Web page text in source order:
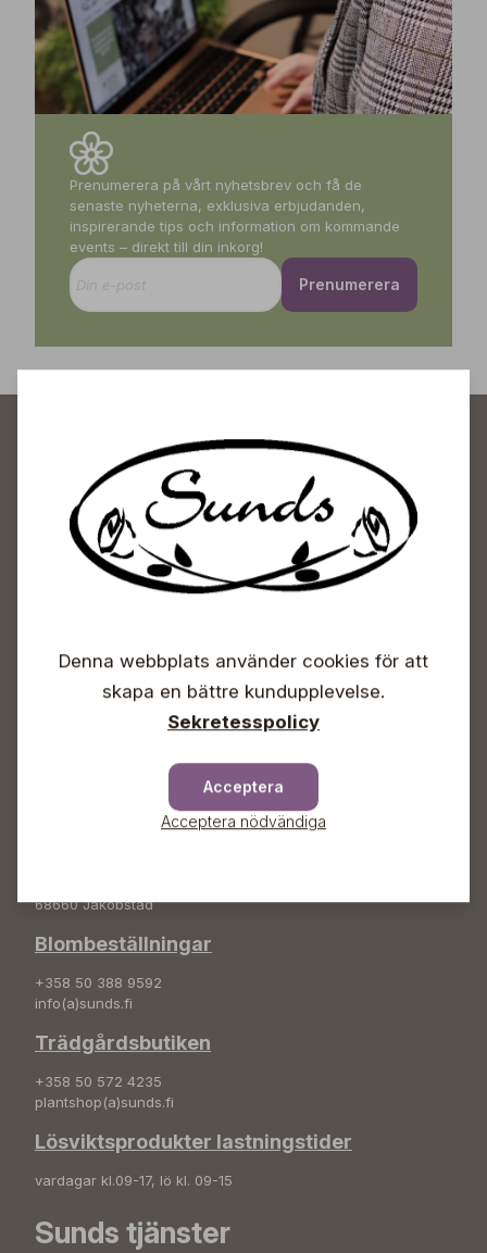
Prenumerera på vårt nyhetsbrev och få de
senaste nyheterna, exklusiva erbjudanden,
inspirerande tips och information om kommande
events – direkt till din inkorg!
Prenumerera
Sunds Trädgårdscenter
Lördagar 09-16
Söndagar Självbetjäning
68660 Jakobstad
Blombeställningar
+358 50 388 9592
info(a)sunds.fi
Trädgårdsbutiken
+358 50 572 4235
plantshop(a)sunds.fi
Lösviktsprodukter lastningstider
vardagar kl.09-17, lö kl. 09-15
Sunds tjänster
Denna webbplats använder cookies för att
skapa en bättre kundupplevelse.
Sekretesspolicy
Acceptera
Acceptera nödvändiga